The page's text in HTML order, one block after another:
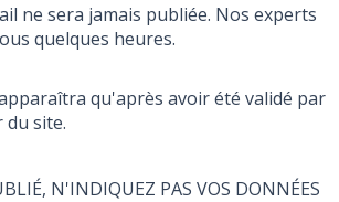
ne sera jamais publiée. Nos experts
quelques heures.
qu'après avoir été validé par
site.
N'INDIQUEZ PAS VOS DONNÉES